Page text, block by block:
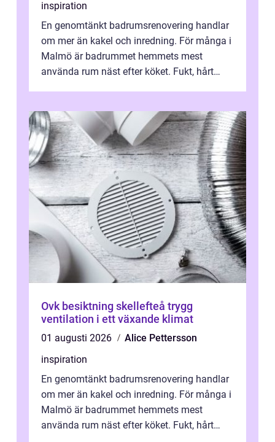
inspiration
En genomtänkt badrumsrenovering handlar
om mer än kakel och inredning. För många i
Malmö är badrummet hemmets mest
använda rum näst efter köket. Fukt, hårt
Ovk besiktning skellefteå trygg
ventilation i ett växande klimat
01 augusti 2026
Alice Pettersson
inspiration
En genomtänkt badrumsrenovering handlar
om mer än kakel och inredning. För många i
Malmö är badrummet hemmets mest
använda rum näst efter köket. Fukt, hårt